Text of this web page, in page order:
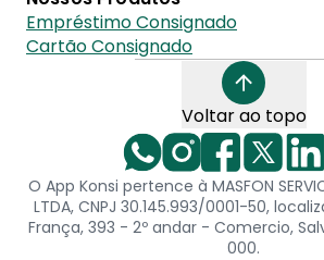
Empréstimo Consignado
Cartão Consignado
Voltar ao topo
O App Konsi pertence à MASFON
LTDA, CNPJ 30.145.993/0001-50,
França, 393 - 2º andar - Comercio,
000.